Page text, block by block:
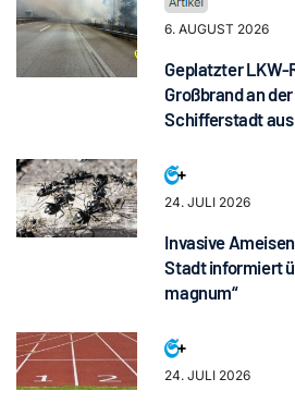
6. AUGUST 2026
Geplatzter LKW-
Großbrand an der
Schifferstadt aus
24. JULI 2026
Invasive
Stadt informiert
magnum“
24. JULI 2026